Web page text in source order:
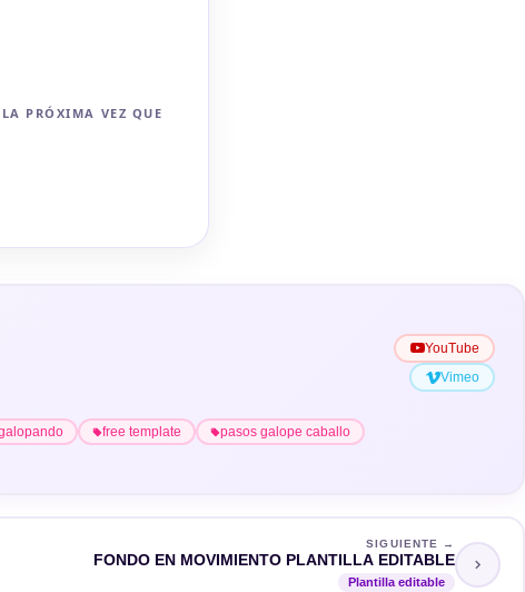
PRÓXIMA VEZ QUE
YouTube
Vimeo
free template
pasos galope caballo
SIGUIENTE →
FONDO EN MOVIMIENTO PLANTILLA EDITABLE
Plantilla editable